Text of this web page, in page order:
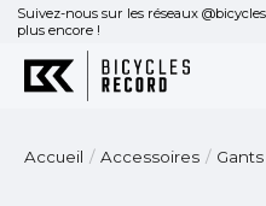
Suivez-nous sur les réseaux
plus encore !
Accueil / Accessoires / Gants